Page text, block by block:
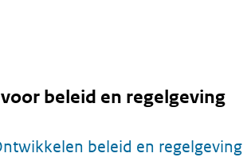
beleid en regelgeving
beleid en regelgeving